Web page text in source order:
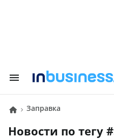
Заправка
Новости по тегу #